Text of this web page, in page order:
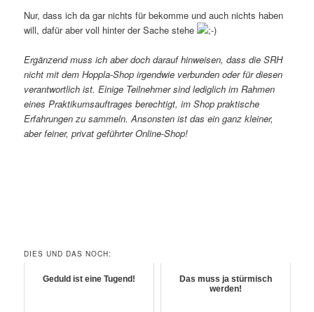
Nur, dass ich da gar nichts für bekomme und auch nichts haben
will, dafür aber voll hinter der Sache stehe
Ergänzend muss ich aber doch darauf hinweisen, dass die SRH
nicht mit dem Hoppla-Shop irgendwie verbunden oder für diesen
verantwortlich ist. Einige Teilnehmer sind lediglich im Rahmen
eines Praktikumsauftrages berechtigt, im Shop praktische
Erfahrungen zu sammeln. Ansonsten ist das ein ganz kleiner,
aber feiner, privat geführter Online-Shop!
DIES UND DAS NOCH:
Geduld ist eine Tugend!
Das muss ja stürmisch
werden!